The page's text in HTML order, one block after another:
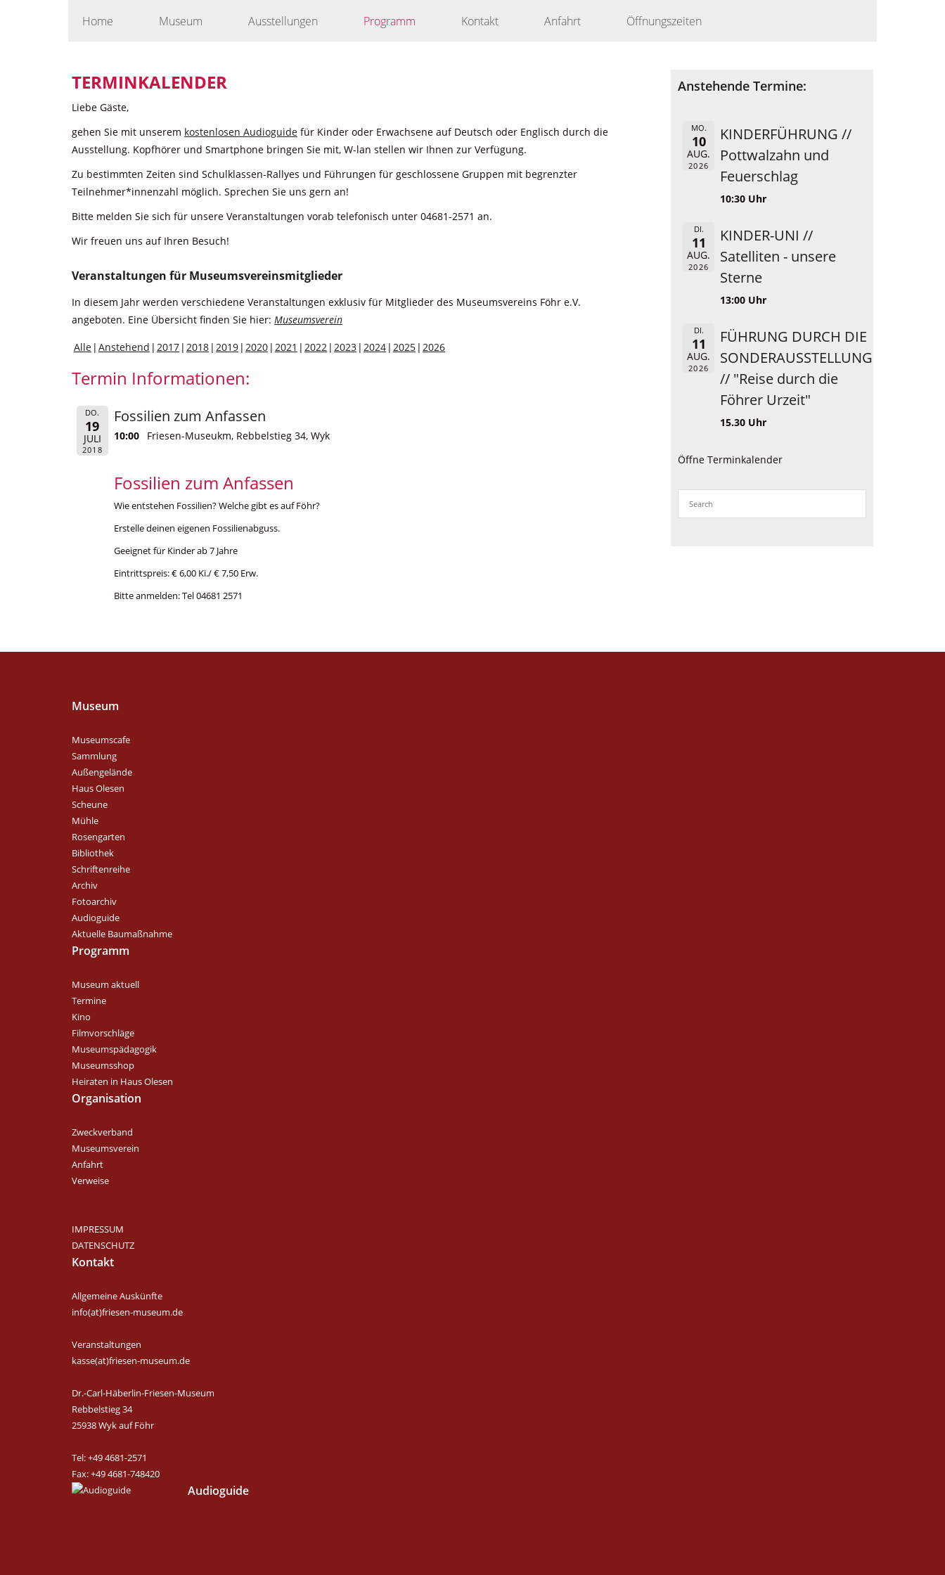
Home Museum Ausstellungen Programm Kontakt Anfahrt Öffnungszeiten
TERMINKALENDER
Liebe Gäste,
gehen Sie mit unserem kostenlosen Audioguide für Kinder oder Erwachsene auf Deutsch oder Englisch durch die
Ausstellung. Kopfhörer und Smartphone bringen Sie mit, W-lan stellen wir Ihnen zur Verfügung.
Zu bestimmten Zeiten sind Schulklassen-Rallyes und Führungen für geschlossene Gruppen mit begrenzter
Teilnehmer*innenzahl möglich. Sprechen Sie uns gern an!
Bitte melden Sie sich für unsere Veranstaltungen vorab telefonisch unter 04681-2571 an.
Wir freuen uns auf Ihren Besuch!
Veranstaltungen für Museumsvereinsmitglieder
In diesem Jahr werden verschiedene Veranstaltungen exklusiv für Mitglieder des Museumsvereins Föhr e.V.
angeboten. Eine Übersicht finden Sie hier: Museumsverein
Alle Anstehend 2017 2018 2019 2020 2021 2022 2023 2024 2025 2026
Termin Informationen:
DO.
19
JULI
2018
Fossilien zum Anfassen
10:00 Friesen-Museukm, Rebbelstieg 34, Wyk
Fossilien zum Anfassen
Wie entstehen Fossilien? Welche gibt es auf Föhr?
Erstelle deinen eigenen Fossilienabguss.
Geeignet für Kinder ab 7 Jahre
Eintrittspreis: € 6,00 Ki./ € 7,50 Erw.
Bitte anmelden: Tel 04681 2571
Anstehende Termine:
MO.
10
AUG.
2026
KINDERFÜHRUNG //
Pottwalzahn und
Feuerschlag
10:30 Uhr
DI.
11
AUG.
2026
KINDER-UNI //
Satelliten - unsere
Sterne
13:00 Uhr
DI.
11
AUG.
2026
FÜHRUNG DURCH DIE
SONDERAUSSTELLUNG
// "Reise durch die
Föhrer Urzeit"
15.30 Uhr
Öffne Terminkalender
Museum
Museumscafe
Sammlung
Außengelände
Haus Olesen
Scheune
Mühle
Rosengarten
Bibliothek
Schriftenreihe
Archiv
Fotoarchiv
Audioguide
Aktuelle Baumaßnahme
Programm
Museum aktuell
Termine
Kino
Filmvorschläge
Museumspädagogik
Museumsshop
Heiraten in Haus Olesen
Organisation
Zweckverband
Museumsverein
Anfahrt
Verweise
IMPRESSUM
DATENSCHUTZ
Kontakt
Allgemeine Auskünfte
info(at)friesen-museum.de
Veranstaltungen
kasse(at)friesen-museum.de
Dr.-Carl-Häberlin-Friesen-Museum
Rebbelstieg 34
25938 Wyk auf Föhr
Tel: +49 4681-2571
Fax: +49 4681-748420
Audioguide